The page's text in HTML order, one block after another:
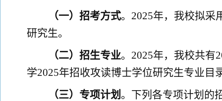
（一） 招考方式。 2025年，我校拟采
研究生。
（二） 招生专业。 2025年，我校共有
学2025年招收攻读博士学位研究生专业目
（三） 专项计划 。 下列各专项计划的